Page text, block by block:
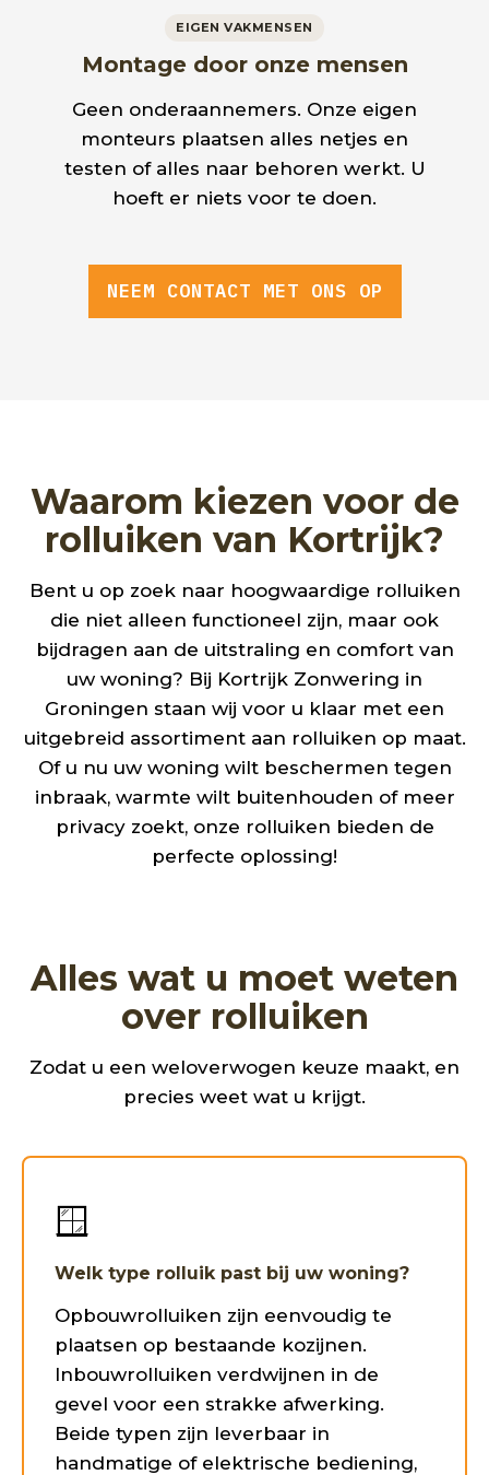
EIGEN VAKMENSEN
Montage door onze mensen
Geen onderaannemers. Onze eigen
monteurs plaatsen alles netjes en
testen of alles naar behoren werkt. U
hoeft er niets voor te doen.
NEEM CONTACT MET ONS OP
Waarom kiezen voor de
rolluiken van Kortrijk?
Bent u op zoek naar hoogwaardige rolluiken
die niet alleen functioneel zijn, maar ook
bijdragen aan de uitstraling en comfort van
uw woning? Bij Kortrijk Zonwering in
Groningen staan wij voor u klaar met een
uitgebreid assortiment aan rolluiken op maat.
Of u nu uw woning wilt beschermen tegen
inbraak, warmte wilt buitenhouden of meer
privacy zoekt, onze rolluiken bieden de
perfecte oplossing!
Alles wat u moet weten
over rolluiken
Zodat u een weloverwogen keuze maakt, en
precies weet wat u krijgt.
🪟
Welk type rolluik past bij uw woning?
Opbouwrolluiken zijn eenvoudig te
plaatsen op bestaande kozijnen.
Inbouwrolluiken verdwijnen in de
gevel voor een strakke afwerking.
Beide typen zijn leverbaar in
handmatige of elektrische bediening,